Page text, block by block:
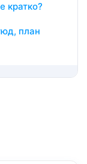
кратко?
план